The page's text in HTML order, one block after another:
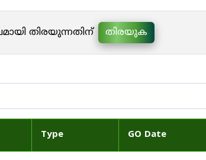
തിരയുന്നതിന് തിരയുക
Type GO Date